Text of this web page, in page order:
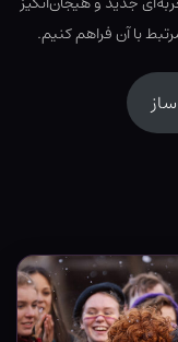
با آن فراهم کنیم.